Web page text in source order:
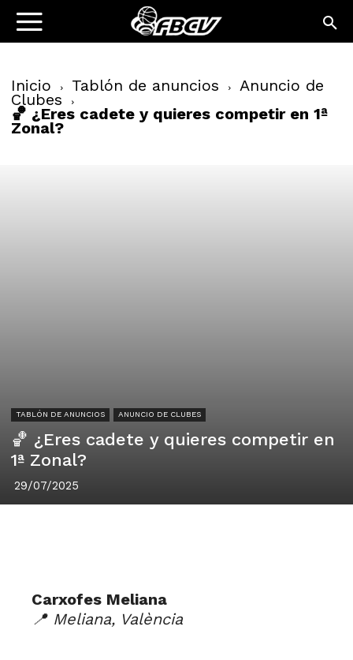
Inicio Tablón de anuncios Anuncio de
Clubes
🏀 ¿Eres cadete y quieres competir en 1ª
Zonal?
TABLÓN DE ANUNCIOS ANUNCIO DE CLUBES
🏀 ¿Eres cadete y quieres competir en
1ª Zonal?
29/07/2025
Carxofes Meliana
📍 Meliana, València